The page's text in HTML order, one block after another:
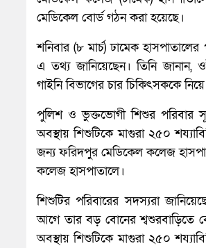
মেডিকেল বোর্ড গঠন করা হয়েছে।
শনিবার (৮ মার্চ) ঢামেক
এ তথ্য জানিয়েছেন। তিনি জানান,
গাইনি বিভাগের চার চিকিৎসককে
পুলিশ ও ভুক্তভোগী শিশুর পরিবার
অবস্থায় শিশুটিকে মাগুরা ২৫০
জন্য ফরিদপুর মেডিকেল কলেজ
কলেজ হাসপাতালে।
শিশুটির পরিবারের সদস্যরা
আগে তার বড় বোনের শ্বশুরবাড়িতে
অবস্থায় শিশুটিকে মাগুরা ২৫০